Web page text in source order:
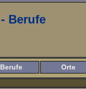
Berufe
Berufe Orte